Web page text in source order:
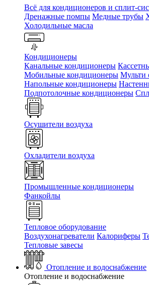
Всё для кондиционеров и сплит-
Дренажные помпы Медные трубы
Холодильные масла
Кондиционеры
Канальные кондиционеры
Мобильные кондиционеры Мульти
Напольные кондиционеры
Подпотолочные кондиционеры
Осушители воздуха
Охладители воздуха
Промышленные кондиционеры
Фанкойлы
Тепловое оборудование
Воздухонагреватели Калориферы
Тепловые завесы
Отопление и водоснабжение
Отопление и водоснабжение